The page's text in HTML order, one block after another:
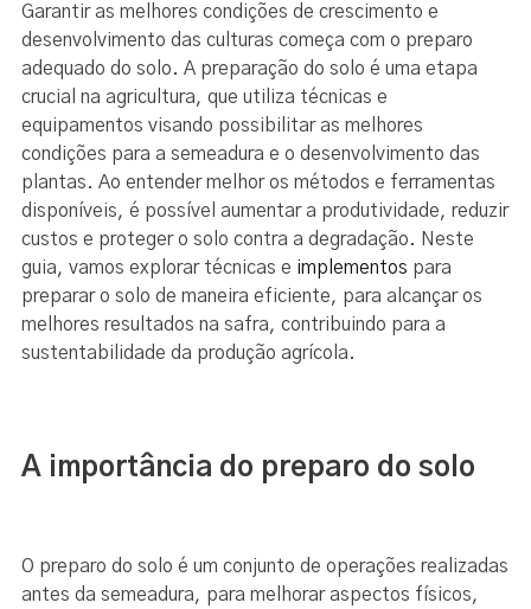
Garantir as melhores condições de crescimento e
desenvolvimento das culturas começa com o preparo
adequado do solo. A preparação do solo é uma etapa
crucial na agricultura, que utiliza técnicas e
equipamentos visando possibilitar as melhores
condições para a semeadura e o desenvolvimento das
plantas. Ao entender melhor os métodos e ferramentas
disponíveis, é possível aumentar a produtividade, reduzir
custos e proteger o solo contra a degradação. Neste
guia, vamos explorar técnicas e implementos para
preparar o solo de maneira eficiente, para alcançar os
melhores resultados na safra, contribuindo para a
sustentabilidade da produção agrícola.
A importância do preparo do solo
O preparo do solo é um conjunto de operações realizadas
antes da semeadura, para melhorar aspectos físicos,